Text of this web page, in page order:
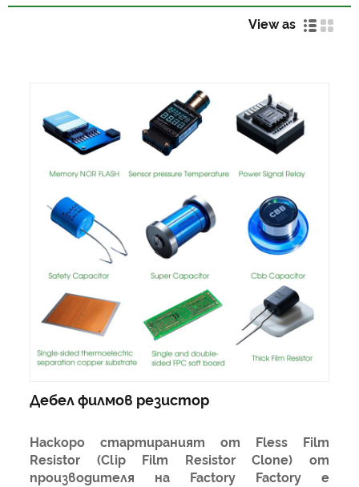
View as
Дебел филмов резистор
Наскоро стартираният от Fless Film
Resistor (Clip Film Resistor Clone) от
производителя на Factory Factory е